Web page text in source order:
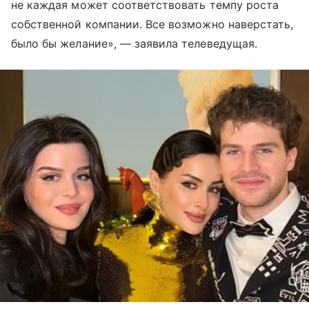
не каждая может соответствовать темпу роста
собственной компании. Все возможно наверстать,
было бы желание», — заявила телеведущая.